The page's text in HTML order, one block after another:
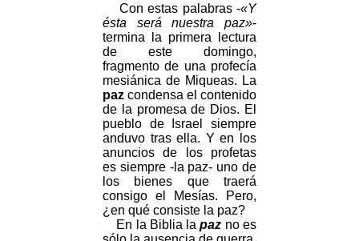
Con estas palabras -«Y
ésta será nuestra paz»-
termina la primera lectura
de este domingo,
fragmento de una profecía
mesiánica de Miqueas. La
paz condensa el contenido
de la promesa de Dios. El
pueblo de Israel siempre
anduvo tras ella. Y en los
anuncios de los profetas
es siempre -la paz- uno de
los bienes que traerá
consigo el Mesías. Pero,
¿en qué consiste la paz?
En la Biblia lapaz no es